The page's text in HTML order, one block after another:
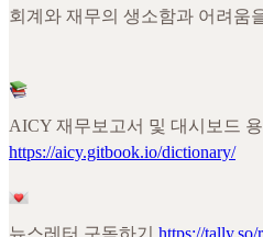
회계와 재무의 생소함과 어려움
AICY 재무보고서 및 대시보드
https://aicy.gitbook.io/dictionary/
뉴스레터 구독하기 https://